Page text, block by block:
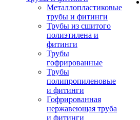
Металлопластиковые
трубы и фитинги
Трубы из сшитого
полиэтилена и
фитинги
Трубы
гофрированные
Трубы
полипропиленовые
и фитинги
Гофрированная
нержавеющая труба
и фитинги